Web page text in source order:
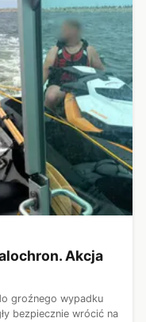
Akcja
groźnego wypadku
bezpiecznie wrócić na